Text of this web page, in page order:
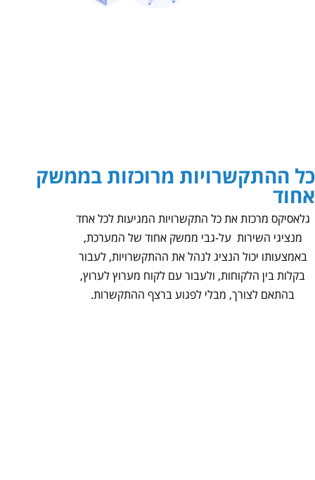
כל ההתקשרויות מרוכזות בממשק
אחוד
גלאסיקס מרכזת את כל התקשרויות המגיעות לכל אחד
מנציגי השירות על-גבי ממשק אחוד של המערכת,
באמצעותו יכול הנציג לנהל את ההתקשרויות, לעבור
בקלות בין הלקוחות, ולעבור עם לקוח מערוץ לערוץ,
בהתאם לצורך, מבלי לפגוע ברצף ההתקשרות.